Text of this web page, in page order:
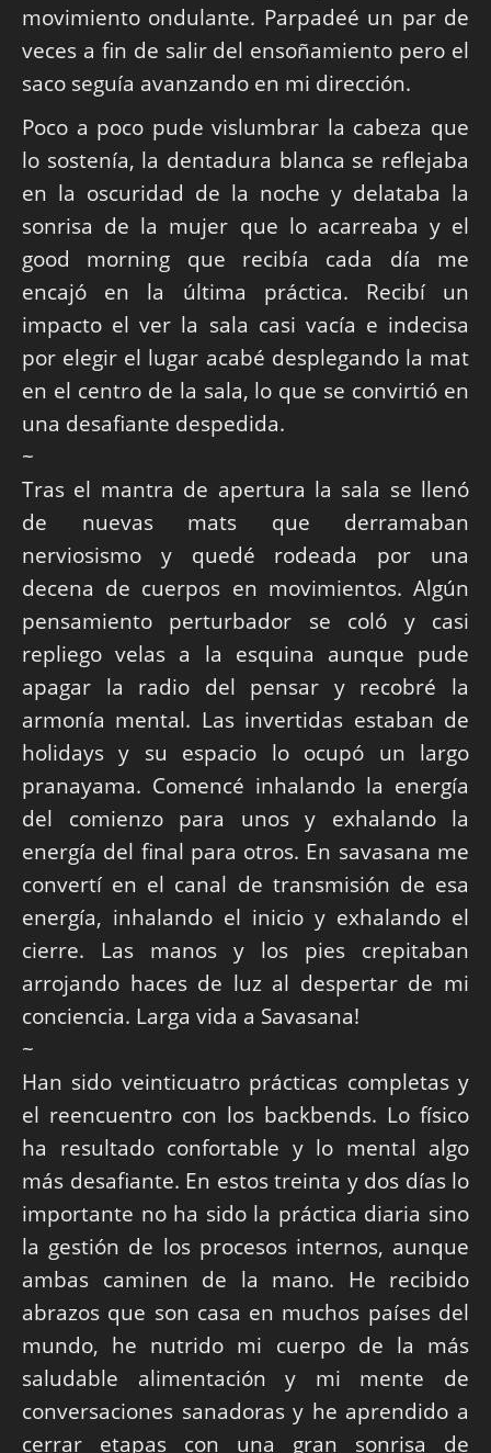
movimiento ondulante. Parpadeé un par de
veces a fin de salir del ensoñamiento pero el
saco seguía avanzando en mi dirección.
Poco a poco pude vislumbrar la cabeza que
lo sostenía, la dentadura blanca se reflejaba
en la oscuridad de la noche y delataba la
sonrisa de la mujer que lo acarreaba y el
good morning que recibía cada día me
encajó en la última práctica. Recibí un
impacto el ver la sala casi vacía e indecisa
por elegir el lugar acabé desplegando la mat
en el centro de la sala, lo que se convirtió en
una desafiante despedida.
~
Tras el mantra de apertura la sala se llenó
de nuevas mats que derramaban
nerviosismo y quedé rodeada por una
decena de cuerpos en movimientos. Algún
pensamiento perturbador se coló y casi
repliego velas a la esquina aunque pude
apagar la radio del pensar y recobré la
armonía mental. Las invertidas estaban de
holidays y su espacio lo ocupó un largo
pranayama. Comencé inhalando la energía
del comienzo para unos y exhalando la
energía del final para otros. En savasana me
convertí en el canal de transmisión de esa
energía, inhalando el inicio y exhalando el
cierre. Las manos y los pies crepitaban
arrojando haces de luz al despertar de mi
conciencia. Larga vida a Savasana!
~
Han sido veinticuatro prácticas completas y
el reencuentro con los backbends. Lo físico
ha resultado confortable y lo mental algo
más desafiante. En estos treinta y dos días lo
importante no ha sido la práctica diaria sino
la gestión de los procesos internos, aunque
ambas caminen de la mano. He recibido
abrazos que son casa en muchos países del
mundo, he nutrido mi cuerpo de la más
saludable alimentación y mi mente de
conversaciones sanadoras y he aprendido a
cerrar etapas con una gran sonrisa de